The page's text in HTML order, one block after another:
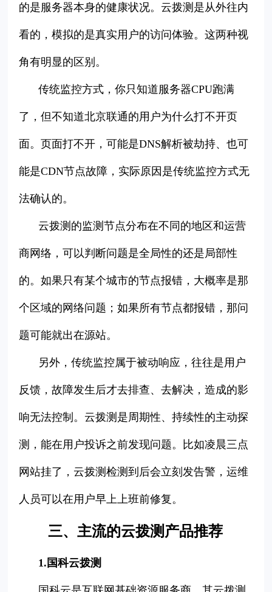
的是服务器本身的健康状况。云拨测是从外往内
看的，模拟的是真实用户的访问体验。这两种视
角有明显的区别。
传统监控方式，你只知道服务器CPU跑满
了，但不知道北京联通的用户为什么打不开页
面。页面打不开，可能是DNS解析被劫持、也可
能是CDN节点故障，实际原因是传统监控方式无
法确认的。
云拨测的监测节点分布在不同的地区和运营
商网络，可以判断问题是全局性的还是局部性
的。如果只有某个城市的节点报错，大概率是那
个区域的网络问题；如果所有节点都报错，那问
题可能就出在源站。
另外，传统监控属于被动响应，往往是用户
反馈，故障发生后才去排查、去解决，造成的影
响无法控制。云拨测是周期性、持续性的主动探
测，能在用户投诉之前发现问题。比如凌晨三点
网站挂了，云拨测检测到后会立刻发告警，运维
人员可以在用户早上上班前修复。
三、主流的云拨测产品推荐
1.国科云拨测